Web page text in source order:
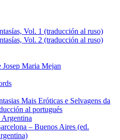
Vol. 1 (traducción al ruso)
Vol. 2 (traducción al ruso)
Maria Mejan
Mais Eróticas e Selvagens da
al portugués
Argentina
– Buenos Aires (ed.